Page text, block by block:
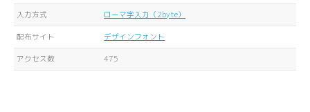
入力方式 ローマ字入力（2byte）
配布サイト デザインフォント
アクセス数 475